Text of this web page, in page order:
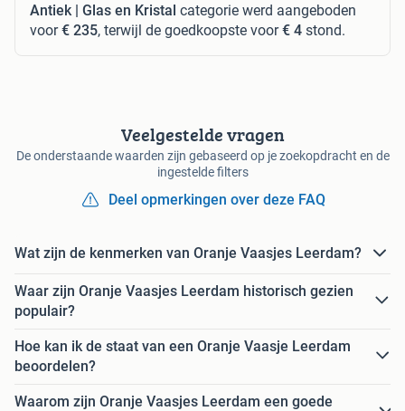
Antiek | Glas en Kristal categorie werd aangeboden
voor€ 235, terwijl de goedkoopste voor€ 4 stond.
Veelgestelde vragen
De onderstaande waarden zijn gebaseerd op je zoekopdracht en de
ingestelde filters
Deel opmerkingen over deze FAQ
Wat zijn de kenmerken van Oranje Vaasjes Leerdam?
Waar zijn Oranje Vaasjes Leerdam historisch gezien
populair?
Hoe kan ik de staat van een Oranje Vaasje Leerdam
beoordelen?
Waarom zijn Oranje Vaasjes Leerdam een goede